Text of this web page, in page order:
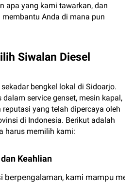
apa yang kami tawarkan, dan
Anda di mana pun
Siwalan Diesel
bengkel lokal di Sidoarjo.
service genset, mesin kapal,
yang telah dipercaya oleh
di Indonesia. Berikut adalah
harus memilih kami:
Keahlian
berpengalaman, kami mampu